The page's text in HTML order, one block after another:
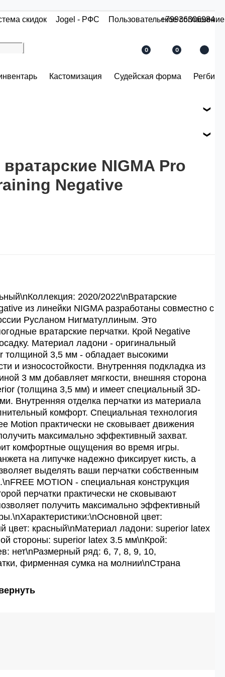
скидок Jogel - РФС Пользовательское соглашение
+79936306984
0 0
Кастомизация Судейская форма Регби
по розничной цене
NIGMA Pro
Negative
2020/2022\nВратарские
из линейки NIGMA разработаны совместно с
Русланом Нигматуллиным. Это
вратарские перчатки. Крой Negative
Материал ладони - оригинальный
толщиной 3,5 мм - обладает высокими
и износостойкости. Внутренняя подкладка из
3 мм добавляет мягкости, внешняя сторона
(толщина 3,5 мм) и имеет специальный 3D-
Внутренняя отделка перчатки из материала
комфорт. Специальная технология
Motion практически не сковывает движения
максимально эффективный захват.
комфортные ощущения во время игры.
на липучке надежно фиксирует кисть, а
выделять ваши перчатки собственным
MOTION - специальная конструкция
перчатки практически не сковывают
получить максимально эффективный
цвет:
цвет: красный\nМатериал ладони: superior latex
стороны: superior latex 3.5 мм\nКрой:
нет\nРазмерный ряд: 6, 7, 8, 9, 10,
фирменная сумка на молнии\nСтрана